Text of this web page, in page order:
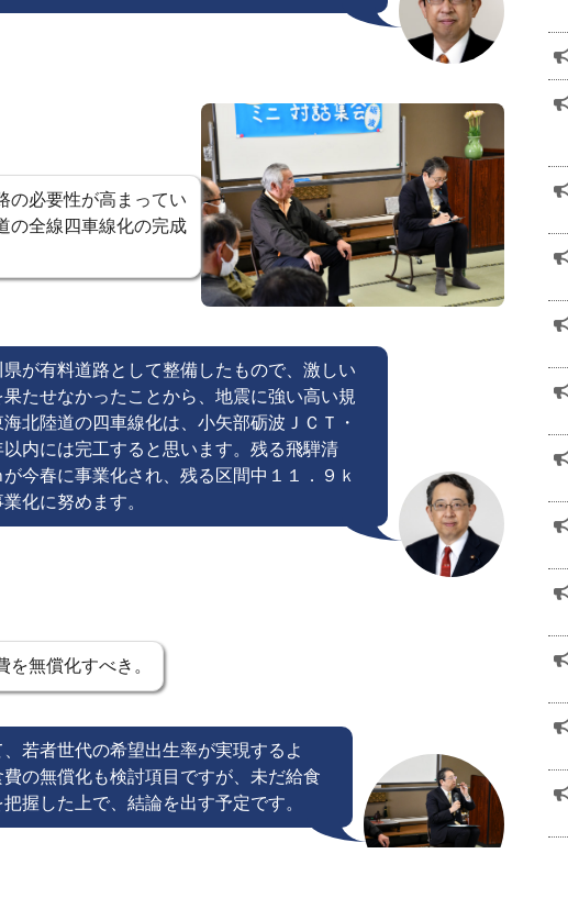
の必要性が高まってい
の全線四車線化の完成
が有料道路として整備したもので、激しい
たせなかったことから、地震に強い高い規
北陸道の四車線化は、小矢部砺波ＪＣＴ・
内には完工すると思います。残る飛騨清
今春に事業化され、残る区間中１１．９ｋ
化に努めます。
を無償化すべき。
若者世代の希望出生率が実現するよ
の無償化も検討項目ですが、未だ給食
握した上で、結論を出す予定です。